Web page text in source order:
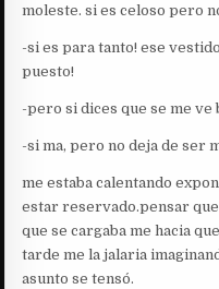
moleste. si es celoso pero
-si es para tanto! ese
puesto!
-pero si dices que se me ve
-si ma, pero no deja de ser
me estaba calentando
estar reservado.pensar
que se cargaba me hacia
tarde me la jalaria
asunto se tensó.